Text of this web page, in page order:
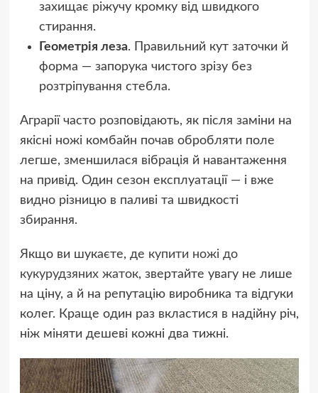
захищає ріжучу кромку від швидкого
стирання.
Геометрія леза. Правильний кут заточки й
форма — запорука чистого зрізу без
розтріпування стебла.
Аграрії часто розповідають, як після заміни на
якісні ножі комбайн почав обробляти поле
легше, зменшилася вібрація й навантаження
на привід. Один сезон експлуатації — і вже
видно різницю в паливі та швидкості
збирання.
Якщо ви шукаєте, де купити ножі до
кукурудзяних жаток, звертайте увагу не лише
на ціну, а й на репутацію виробника та відгуки
колег. Краще один раз вкластися в надійну річ,
ніж міняти дешеві кожні два тижні.